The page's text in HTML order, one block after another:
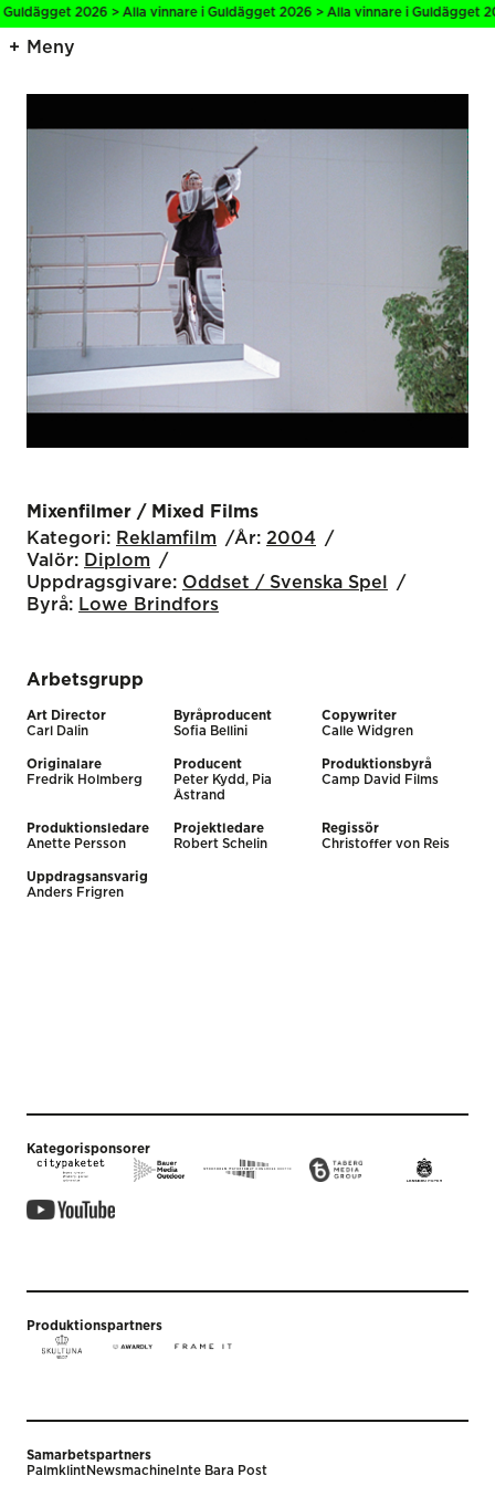
2026 > Alla vinnare i Guldägget 2026 > Alla vinnare i Guldägget
Meny
Mixenfilmer / Mixed Films
Kategori: Reklamfilm År: 2004
Valör: Diplom
Uppdragsgivare: Oddset / Svenska Spel
Byrå: Lowe Brindfors
Arbetsgrupp
Art Director
Carl Dalin
Byråproducent
Sofia Bellini
Copywriter
Calle Widgren
Originalare
Fredrik Holmberg
Producent
Peter Kydd, Pia
Åstrand
Produktionsbyrå
Camp David Films
Produktionsledare
Anette Persson
Projektledare
Robert Schelin
Regissör
Christoffer von Reis
Uppdragsansvarig
Anders Frigren
Kategorisponsorer
Produktionspartners
Samarbetspartners
PalmklintNewsmachine Inte Bara Post